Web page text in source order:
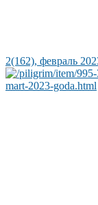
2(162), февраль